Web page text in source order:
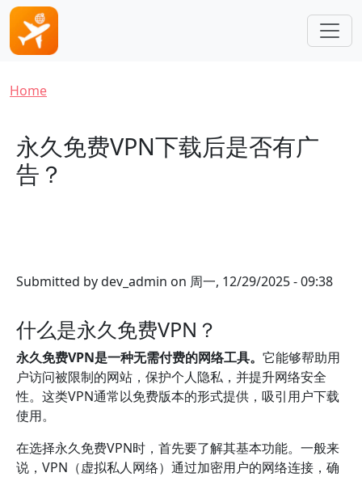
Skip to main content
Breadcrumb
Home
永久免费VPN下载后是否有广
告？
Submitted bydev_admin on 周一, 12/29/2025 - 09:38
什么是永久免费VPN？
永久免费VPN是一种无需付费的网络工具。 它能够帮助用
户访问被限制的网站，保护个人隐私，并提升网络安全
性。这类VPN通常以免费版本的形式提供，吸引用户下载
使用。
在选择永久免费VPN时，首先要了解其基本功能。一般来
说，VPN（虚拟私人网络）通过加密用户的网络连接，确